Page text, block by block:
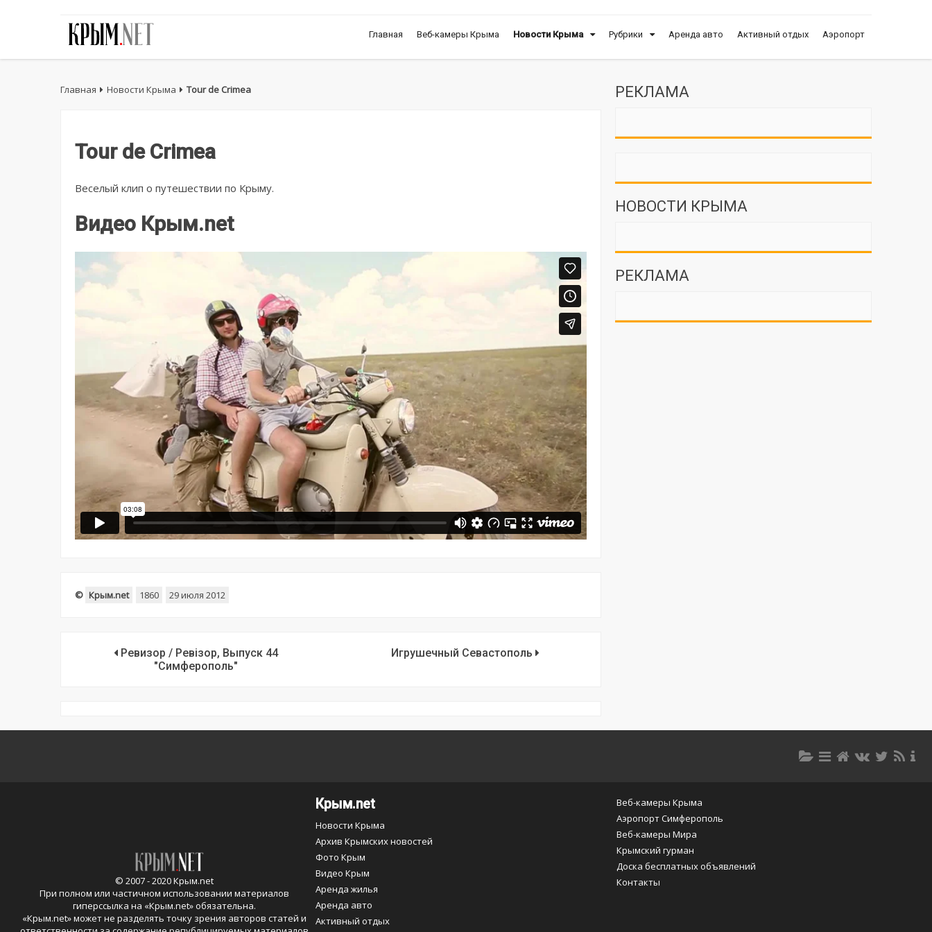
Главная Веб-камеры Крыма Новости Крыма Рубрики Аренда авто Активный отдых Аэропорт
Главная Новости Крыма Tour de Crimea
Tour de Crimea
Веселый клип о путешествии по Крыму.
Видео Крым.net
© Крым.net 1860 29 июля 2012
Ревизор / Ревізор, Выпуск 44
"Симферополь"
Игрушечный Севастополь
РЕКЛАМА
НОВОСТИ КРЫМА
РЕКЛАМА
© 2007 - 2020 Крым.net
При полном или частичном использовании материалов
гиперссылка на «Крым.net» обязательна.
«Крым.net» может не разделять точку зрения авторов статей и
Крым.net
Новости Крыма
Архив Крымских новостей
Фото Крым
Видео Крым
Аренда жилья
Аренда авто
Активный отдых
Веб-камеры Крыма
Аэропорт Симферополь
Веб-камеры Мира
Крымский гурман
Доска бесплатных объявлений
Контакты